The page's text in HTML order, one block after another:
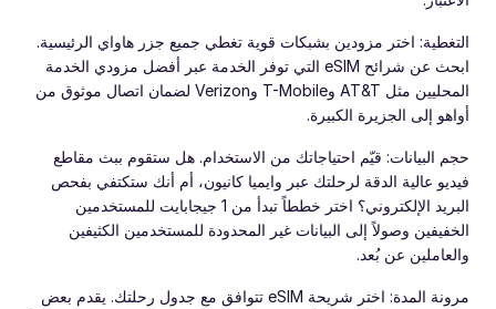
التغطية: اختر مزودين بشبكات قوية تغطي جميع جزر هاواي الرئيسية.
ابحث عن شرائح eSIM التي توفر الخدمة عبر أفضل مزودي الخدمة
المحليين مثل AT&T وT-Mobile وVerizon لضمان اتصال موثوق من
أواهو إلى الجزيرة الكبيرة.
حجم البيانات: قيّم احتياجاتك من الاستخدام. هل ستقوم ببث مقاطع
فيديو عالية الدقة لرحلتك عبر وايميا كانيون، أم أنك ستكتفي بفحص
البريد الإلكتروني؟ اختر خططاً تبدأ من 1 جيجابايت للمستخدمين
الخفيفين وصولاً إلى البيانات غير المحدودة للمستخدمين الكثيفين
والعاملين عن بُعد.
مرونة المدة: اختر شريحة eSIM تتوافق مع جدول رحلتك. يقدم بعض